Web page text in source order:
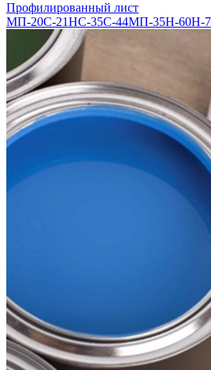
Профилированный лист
МП-20С-21НС-35С-44МП-35Н-60Н-